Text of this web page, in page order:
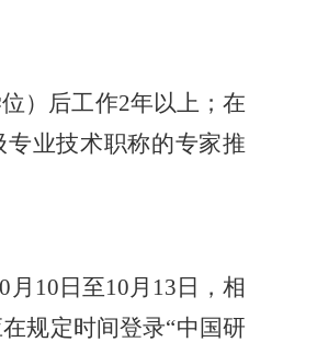
）后工作2年以上；在
业技术职称的专家推
月10日至10月13日，相
规定时间登录“中国研